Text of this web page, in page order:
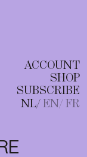
ACCOUNT
SHOP
SUBSCRIBE
NL EN FR